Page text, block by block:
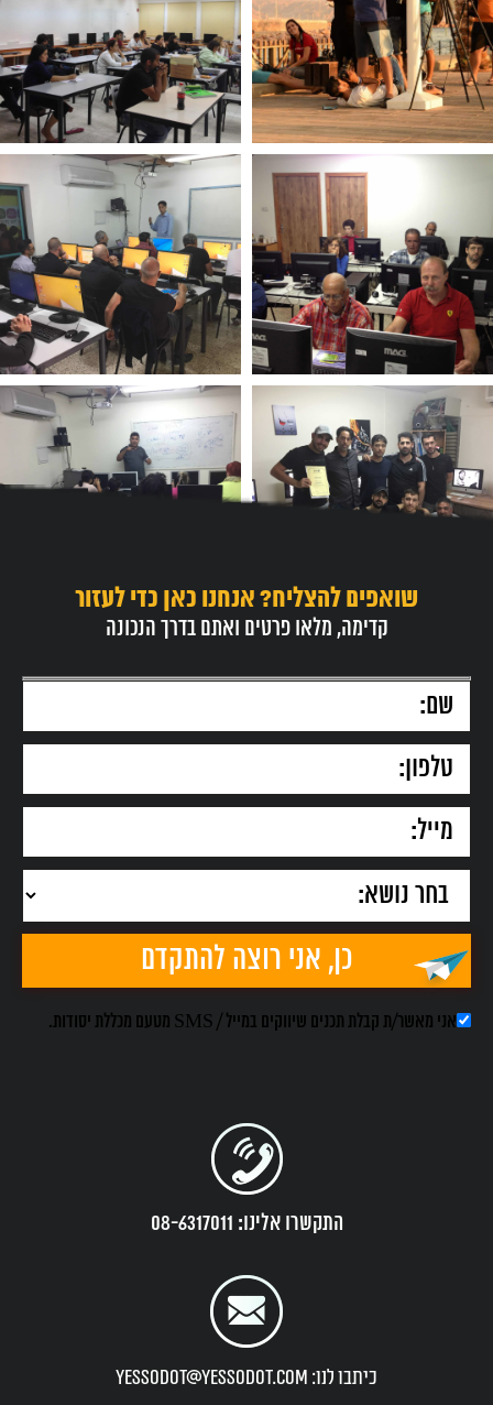
שואפים להצליח? אנחנו כאן כדי לעזור
קדימה, מלאו פרטים ואתם בדרך הנכונה
אני מאשר/ת קבלת תכנים שיווקים במייל / SMS מטעם מכללת יסודות.
התקשרו אלינו: 08-6317011
כיתבו לנו: yessodot@yessodot.com